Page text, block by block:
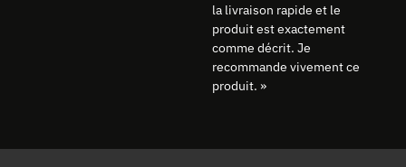
la livraison rapide et le
produit est exactement
comme décrit. Je
recommande vivement ce
produit. »